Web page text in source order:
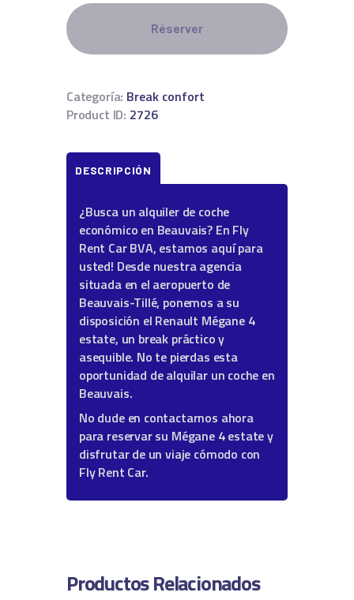
Réserver
Categoría: Break confort
Product ID: 2726
DESCRIPCIÓN
¿Busca un alquiler de coche
económico en Beauvais? En Fly
Rent Car BVA, estamos aquí para
usted! Desde nuestra agencia
situada en el aeropuerto de
Beauvais-Tillé, ponemos a su
disposición el Renault Mégane 4
estate, un break práctico y
asequible. No te pierdas esta
oportunidad de alquilar un coche en
Beauvais.
No dude en contactarnos ahora
para reservar su Mégane 4 estate y
disfrutar de un viaje cómodo con
Fly Rent Car.
Productos Relacionados